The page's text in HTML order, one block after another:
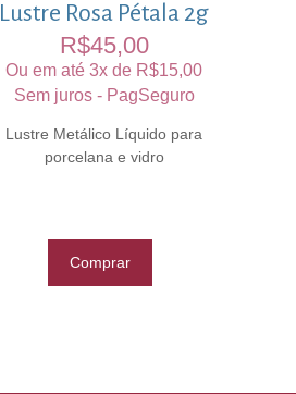
Lustre Rosa Pétala 2g
R$45,00
Ou em até 3x de R$15,00
Sem juros - PagSeguro
Lustre Metálico Líquido para
porcelana e vidro
Comprar